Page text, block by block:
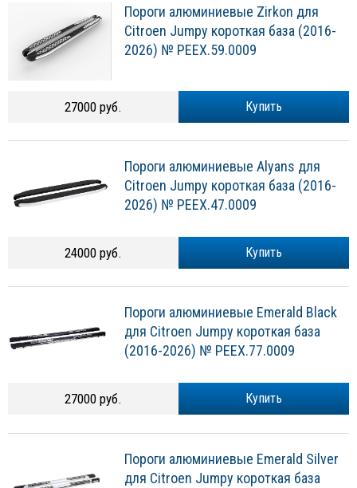
Пороги алюминиевые Zirkon для
Citroen Jumpy короткая база (2016-
2026) № PEEX.59.0009
Купить
27000 руб.
Пороги алюминиевые Alyans для
Citroen Jumpy короткая база (2016-
2026) № PEEX.47.0009
Купить
24000 руб.
Пороги алюминиевые Emerald Black
для Citroen Jumpy короткая база
(2016-2026) № PEEX.77.0009
Купить
27000 руб.
Пороги алюминиевые Emerald Silver
для Citroen Jumpy короткая база